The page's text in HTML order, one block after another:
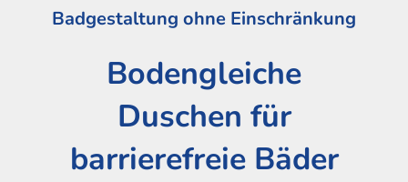
Badgestaltung ohne Einschränkung
Bodengleiche
Duschen für
barrierefreie Bäder